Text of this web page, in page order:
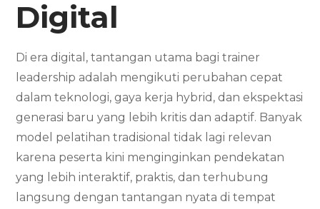
Digital
Di era digital, tantangan utama bagi trainer
leadership adalah mengikuti perubahan cepat
dalam teknologi, gaya kerja hybrid, dan ekspektasi
generasi baru yang lebih kritis dan adaptif. Banyak
model pelatihan tradisional tidak lagi relevan
karena peserta kini menginginkan pendekatan
yang lebih interaktif, praktis, dan terhubung
langsung dengan tantangan nyata di tempat